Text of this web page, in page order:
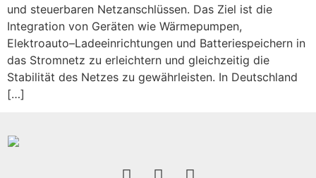
und steuerbaren Netzanschlüssen. Das Ziel ist die
Integration von Geräten wie Wärmepumpen,
Elektroauto–Ladeeinrichtungen und Batteriespeichern in
das Stromnetz zu erleichtern und gleichzeitig die
Stabilität des Netzes zu gewährleisten. In Deutschland
[…]